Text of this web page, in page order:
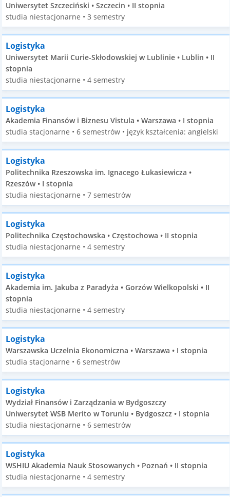
Uniwersytet Szczeciński • Szczecin • II stopnia
studia niestacjonarne • 3 semestry
Logistyka
Uniwersytet Marii Curie-Skłodowskiej w Lublinie • Lublin • II
stopnia
studia niestacjonarne • 4 semestry
Logistyka
Akademia Finansów i Biznesu Vistula • Warszawa • I stopnia
studia stacjonarne • 6 semestrów • język kształcenia: angielski
Logistyka
Politechnika Rzeszowska im. Ignacego Łukasiewicza •
Rzeszów • I stopnia
studia niestacjonarne • 7 semestrów
Logistyka
Politechnika Częstochowska • Częstochowa • II stopnia
studia niestacjonarne • 4 semestry
Logistyka
Akademia im. Jakuba z Paradyża • Gorzów Wielkopolski • II
stopnia
studia niestacjonarne • 4 semestry
Logistyka
Warszawska Uczelnia Ekonomiczna • Warszawa • I stopnia
studia stacjonarne • 6 semestrów
Logistyka
Wydział Finansów i Zarządzania w Bydgoszczy
Uniwersytet WSB Merito w Toruniu • Bydgoszcz • I stopnia
studia niestacjonarne • 6 semestrów
Logistyka
WSHIU Akademia Nauk Stosowanych • Poznań • II stopnia
studia niestacjonarne • 4 semestry